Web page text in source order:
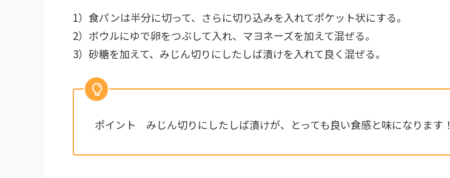
1）食パンは半分に切って、さらに切り込みを入れてポケット状にする。
2）ボウルにゆで卵をつぶして入れ、マヨネーズを加えて混ぜる。
3）砂糖を加えて、みじん切りにしたしば漬けを入れて良く混ぜる。
ポイント みじん切りにしたしば漬けが、とっても良い食感と味になります！